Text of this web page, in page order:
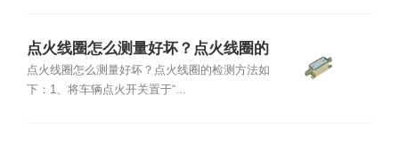
点火线圈怎么测量好坏？点火线圈的
检测方法
点火线圈怎么测量好坏？点火线圈的检测方法如
下：1、将车辆点火开关置于“...